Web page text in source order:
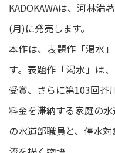
KADOKAWAは、河林満
(月)に発売します。
本作は、表題作「渇水
す。表題作「渇水」は
受賞、さらに第103回芥
料金を滞納する家庭の
の水道部職員と、停水